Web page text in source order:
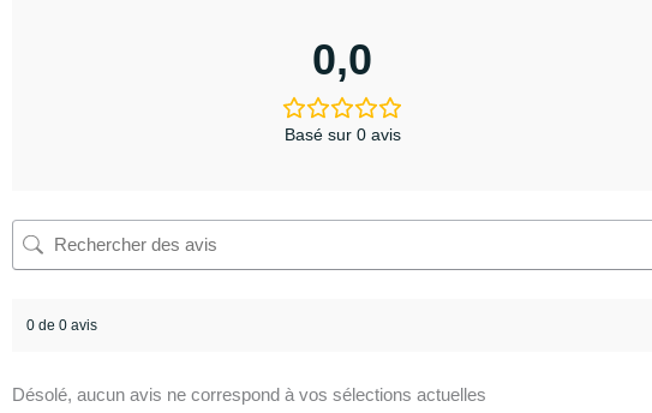
0,0
Basé sur 0 avis
0 de 0 avis
Désolé, aucun avis ne correspond à vos sélections actuelles